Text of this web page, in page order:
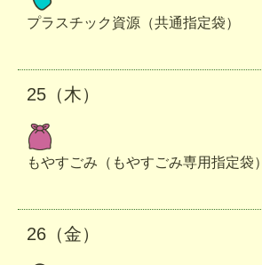
プラスチック資源（共通指定袋）
25（木）
もやすごみ（もやすごみ専用指定袋）
26（金）